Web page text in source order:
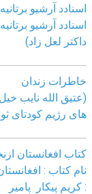
اسنادد آرشیو
اسنادد آرشیو
داکتر لعل زاد)
خاطرات زندان
(عتیق الله نایب
های رژیم کودتای
کتاب افغانستان
نام کتاب :
: کریم پیکار پامیر